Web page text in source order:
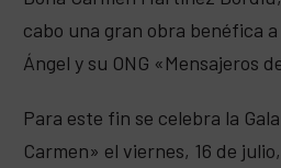
cabo una gran obra benéfica
Ángel y su ONG «Mensajeros
Para este fin se celebra la
Carmen» el viernes, 16 de